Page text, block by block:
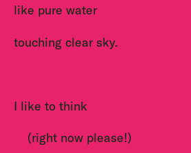
like pure water
touching clear sky.
I like to think
(right now please!)